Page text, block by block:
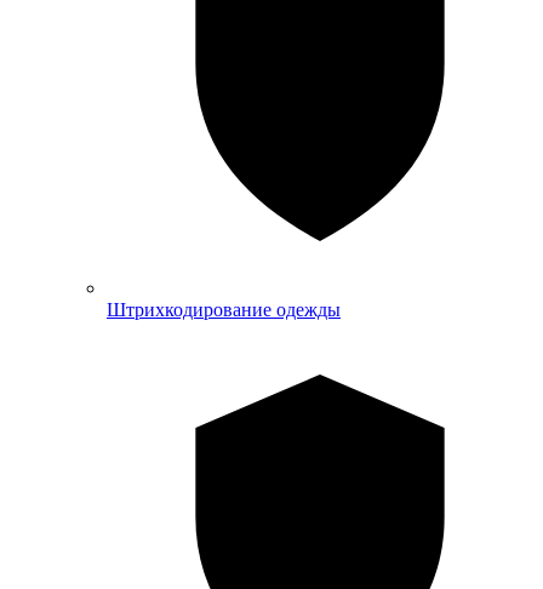
Штрихкодирование одежды